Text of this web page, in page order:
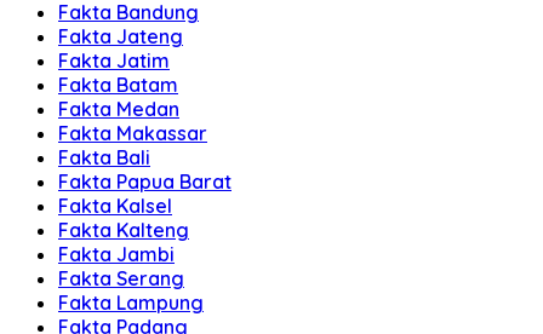
Fakta Bandung
Fakta Jateng
Fakta Jatim
Fakta Batam
Fakta Medan
Fakta Makassar
Fakta Bali
Fakta Papua Barat
Fakta Kalsel
Fakta Kalteng
Fakta Jambi
Fakta Serang
Fakta Lampung
Fakta Padang